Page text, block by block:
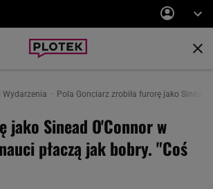
Wydarzenia Pola Gonciarz zrobiła furorę jako Sinead
jako Sinead O'Connor w
płaczą jak bobry. "Coś